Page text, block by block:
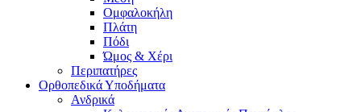
Ομφαλοκήλη
Πλάτη
Πόδι
Ώμος & Χέρι
Περιπατήρες
Ορθοπεδικά Υποδήματα
Ανδρικά